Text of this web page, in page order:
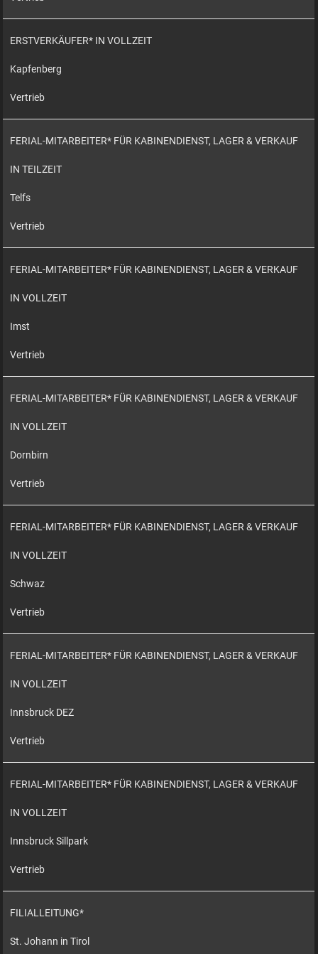
ERSTVERKÄUFER* IN VOLLZEIT
Kapfenberg
Vertrieb
FERIAL-MITARBEITER* FÜR KABINENDIENST, LAGER & VERKAUF
IN TEILZEIT
Telfs
Vertrieb
FERIAL-MITARBEITER* FÜR KABINENDIENST, LAGER & VERKAUF
IN VOLLZEIT
Imst
Vertrieb
FERIAL-MITARBEITER* FÜR KABINENDIENST, LAGER & VERKAUF
IN VOLLZEIT
Dornbirn
Vertrieb
FERIAL-MITARBEITER* FÜR KABINENDIENST, LAGER & VERKAUF
IN VOLLZEIT
Schwaz
Vertrieb
FERIAL-MITARBEITER* FÜR KABINENDIENST, LAGER & VERKAUF
IN VOLLZEIT
Innsbruck DEZ
Vertrieb
FERIAL-MITARBEITER* FÜR KABINENDIENST, LAGER & VERKAUF
IN VOLLZEIT
Innsbruck Sillpark
Vertrieb
FILIALLEITUNG*
St. Johann in Tirol